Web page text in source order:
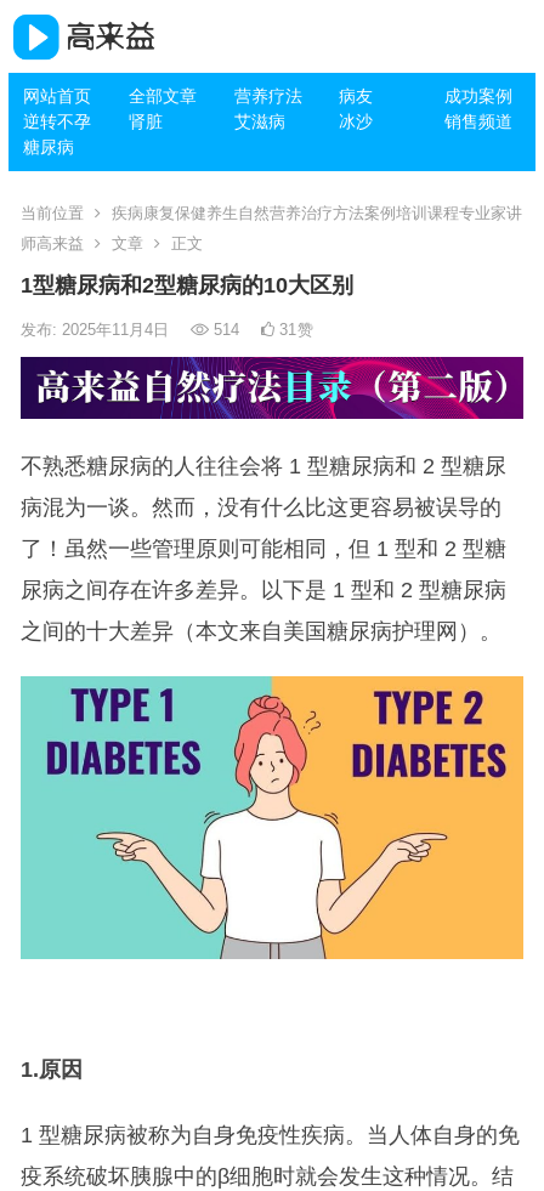
网站首页 全部文章 营养疗法 病友
成功案例
逆转不孕
肾脏 艾滋病 冰沙
销售频道
糖尿病
当前位置
疾病康复保健养生自然营养治疗方法案例培训课程专业家讲
师高来益
文章 正文
1型糖尿病和2型糖尿病的10大区别
发布: 2025年11月4日 514 31赞
不熟悉糖尿病的人往往会将 1 型糖尿病和 2 型糖尿
病混为一谈。然而，没有什么比这更容易被误导的
了！虽然一些管理原则可能相同，但 1 型和 2 型糖
尿病之间存在许多差异。以下是 1 型和 2 型糖尿病
之间的十大差异（本文来自美国糖尿病护理网）。
1.原因
1 型糖尿病被称为自身免疫性疾病。当人体自身的免
疫系统破坏胰腺中的β细胞时就会发生这种情况。结